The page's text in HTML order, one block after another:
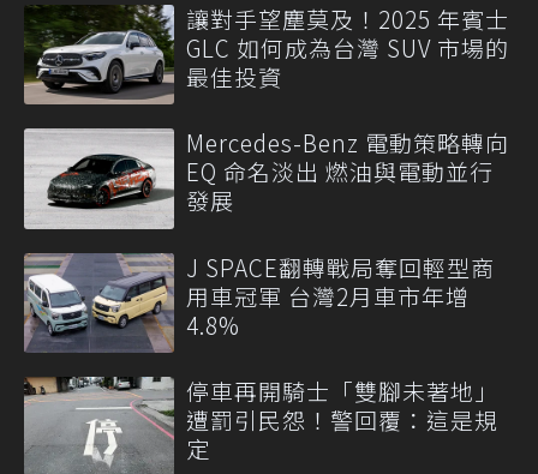
讓對手望塵莫及！2025 年賓士
GLC 如何成為台灣 SUV 市場的
最佳投資
Mercedes-Benz 電動策略轉向
EQ 命名淡出 燃油與電動並行
發展
J SPACE翻轉戰局奪回輕型商
用車冠軍 台灣2月車市年增
4.8%
停車再開騎士「雙腳未著地」
遭罰引民怨！警回覆：這是規
定